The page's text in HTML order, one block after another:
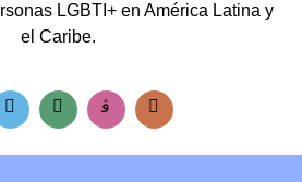
LGBTI+ en América Latina y
el Caribe.